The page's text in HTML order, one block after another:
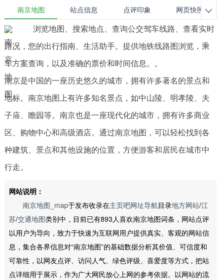
南京地图 站点信息 点评印象 网页快照 
浏览地图、搜索地点、查询公交驾车线路、查看实时
路况，您的出行指南、生活助手。提供地铁线路图浏览，乘
车方案查询，以及准确的票价和时间信息。。
南京是中国的一座历史悠久的城市，拥有许多著名的景点和
地标。南京地图上有许多知名景点，如中山陵、明孝陵、夫
子庙、瞻园等。南京也是一座现代化的城市，拥有许多商业
区、购物中心和高级酒店。通过南京地图，可以轻松找到各
种建筑、景点和其他设施的位置，方便游客和居民在城市中
行走。
网站说明：
南京地图_map于发布收录在主页吧网址导航目录地方网站/江
苏/交通地图类别中，目前已有893人喜欢南京地图词条，网站点评
以用户为导向，致力于快速为互联网用户提供真实、客观的网站信
息，集合各界信息对“南京地图”的基础数据分析其价值、可信度和
可靠性，以网友点评、访问人气、绿色评级、喜爱度等方式，把站
点详细用于展示，作为广大网民放心上网的参考依据。以网站的流